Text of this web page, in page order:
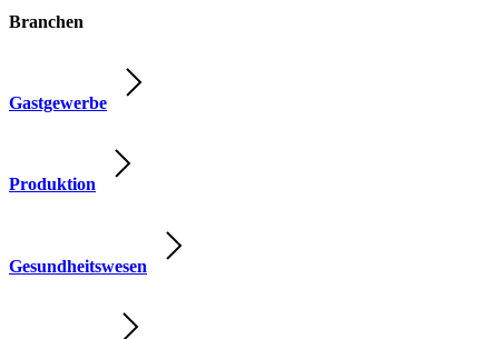
Branchen
Gastgewerbe
Produktion
Gesundheitswesen